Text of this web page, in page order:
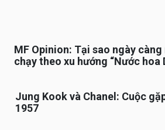
MF Opinion: Tại sao ngày
chạy theo xu hướng “Nước hoa
Jung Kook và Chanel: Cuộc
1957